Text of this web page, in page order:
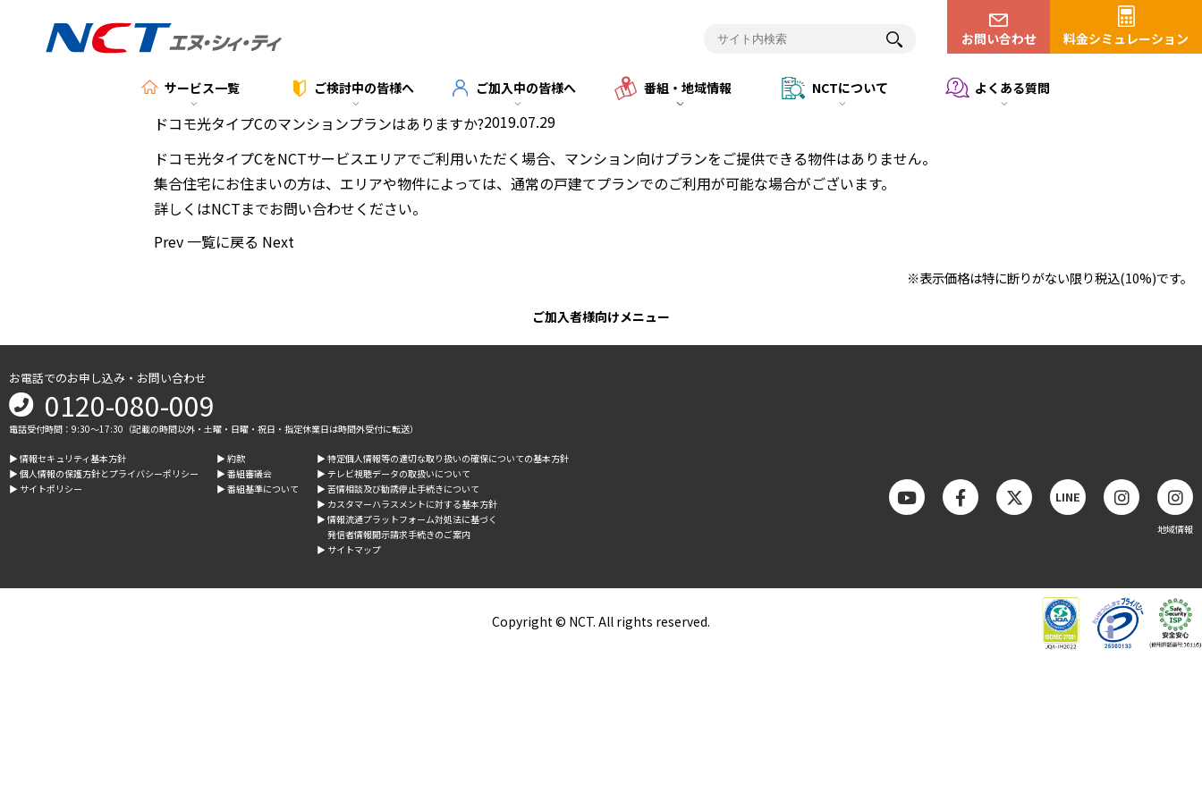
お問い合わせ 料金シミュレーション
サービス一覧 ご検討中の皆様へ ご加入中の皆様へ 番組・地域情報 NCTについて よくある質問
ドコモ光タイプCのマンションプランはありますか?2019.07.29
ドコモ光タイプCをNCTサービスエリアでご利用いただく場合、マンション向けプランをご提供できる物件はありません。
集合住宅にお住まいの方は、エリアや物件によっては、通常の戸建てプランでのご利用が可能な場合がございます。
詳しくはNCTまでお問い合わせください。
Prev 一覧に戻る Next
※表示価格は特に断りがない限り税込(10%)です。
ご加入者様向けメニュー
お電話でのお申し込み・お問い合わせ
0120-080-009
電話受付時間：9:30～17:30（記載の時間以外・土曜・日曜・祝日・指定休業日は時間外受付に転送）
▶︎ 情報セキュリティ基本方針
▶︎ 個人情報の保護方針とプライバシーポリシー
▶︎ サイトポリシー
▶︎ 約款
▶︎ 番組審議会
▶︎ 番組基準について
▶︎ 特定個人情報等の適切な取り扱いの確保についての基本方針
▶︎ テレビ視聴データの取扱いについて
▶︎ 苦情相談及び勧誘停止手続きについて
▶︎ カスタマーハラスメントに対する基本方針
▶︎ 情報流通プラットフォーム対処法に基づく
発信者情報開示請求手続きのご案内
▶︎ サイトマップ
LINE
地域情報
Copyright © NCT. All rights reserved.